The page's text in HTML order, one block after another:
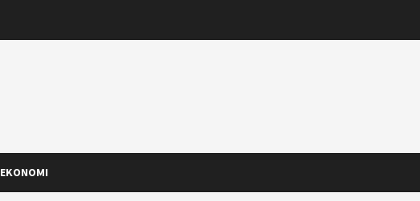
EKONOMI